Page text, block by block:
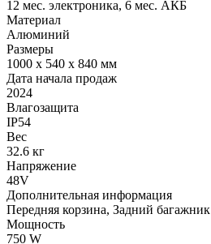
12 мес. электроника, 6 мес. АКБ
Материал
Алюминий
Размеры
1000 x 540 x 840 мм
Дата начала продаж
2024
Влагозащита
IP54
Вес
32.6 кг
Напряжение
48V
Дополнительная информация
Передняя корзина, Задний багажник
Мощность
750 W